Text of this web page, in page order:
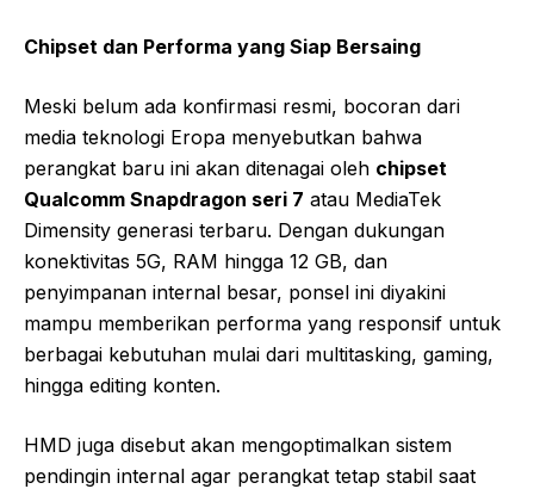
Chipset dan Performa yang Siap Bersaing
Meski belum ada konfirmasi resmi, bocoran dari
media teknologi Eropa menyebutkan bahwa
perangkat baru ini akan ditenagai oleh chipset
Qualcomm Snapdragon seri 7 atau MediaTek
Dimensity generasi terbaru. Dengan dukungan
konektivitas 5G, RAM hingga 12 GB, dan
penyimpanan internal besar, ponsel ini diyakini
mampu memberikan performa yang responsif untuk
berbagai kebutuhan mulai dari multitasking, gaming,
hingga editing konten.
HMD juga disebut akan mengoptimalkan sistem
pendingin internal agar perangkat tetap stabil saat